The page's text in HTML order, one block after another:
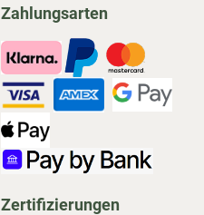
Zahlungsarten
Zertifizierungen